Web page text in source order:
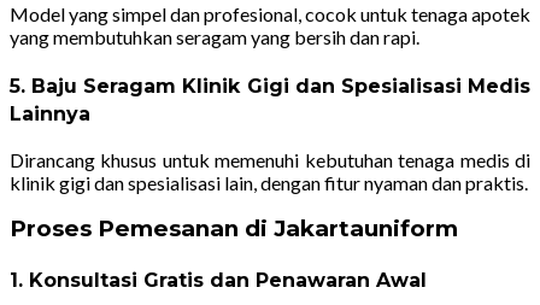
Model yang simpel dan profesional, cocok untuk tenaga apotek
yang membutuhkan seragam yang bersih dan rapi.
5. Baju Seragam Klinik Gigi dan Spesialisasi Medis
Lainnya
Dirancang khusus untuk memenuhi kebutuhan tenaga medis di
klinik gigi dan spesialisasi lain, dengan fitur nyaman dan praktis.
Proses Pemesanan di Jakartauniform
1. Konsultasi Gratis dan Penawaran Awal